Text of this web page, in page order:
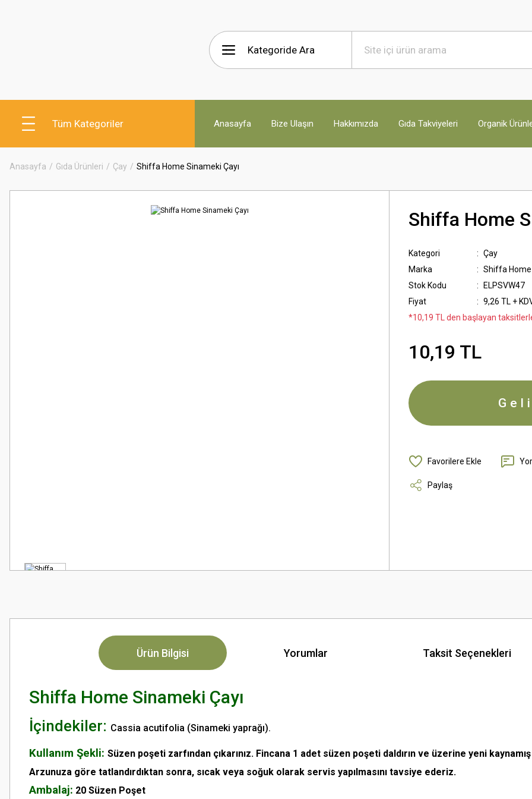
Tüm Kategoriler Anasayfa Bize Ulaşın Hakkımızda Gıda Takviyeleri Organik
Anasayfa Gıda Ürünleri Çay Shiffa Home Sinameki Çayı
Shiffa Home
Kategori
Çay
Marka
Shiffa Home
Stok Kodu
ELPSVW47
Fiyat
9,26 TL +
*10,19 TL den başlayan
10,19 TL
Paylaş
Ürün Bilgisi Yorumlar Taksit Seçenekleri
Shiffa Home Sinameki Çayı
İçindekiler: Cassia acutifolia (Sinameki yaprağı).
Kullanım Şekli: Süzen poşeti zarfından çıkarınız. Fincana 1 adet süzen poşeti daldırın ve üzerine yeni
Arzunuza göre tatlandırdıktan sonra, sıcak veya soğuk olarak servis yapılmasını tavsiye ederiz.
Ambalaj: 20 Süzen Poşet